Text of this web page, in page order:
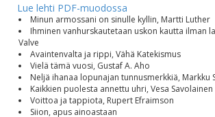
Lue lehti PDF-muodossa
Minun armossani on sinulle kyllin, Martti Luther
Ihminen vanhurskautetaan uskon kautta ilman
Valve
Avaintenvalta ja rippi, Vähä Katekismus
Vielä tämä vuosi, Gustaf A. Aho
Neljä ihanaa lopunajan tunnusmerkkiä, Markku
Kaikkien puolesta annettu uhri, Vesa Savolainen
Voittoa ja tappiota, Rupert Efraimson
Siion, apus ainoastaan